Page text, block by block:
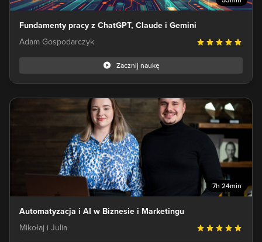
Fundamenty pracy z ChatGPT, Claude i Gemini
Adam Gospodarczyk
Zacznij naukę
7h 24min
Automatyzacja i AI w Biznesie i Marketingu
Mikołaj i Julia